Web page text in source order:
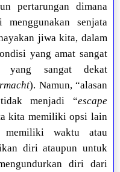
pertarungan dimana
senjata
jiwa kita, dalam
yang amat sangat
yang sangat dekat
). Namun, “alasan
menjadi “escape
kita memiliki opsi lain
waktu atau
diri ataupun untuk
diri dari